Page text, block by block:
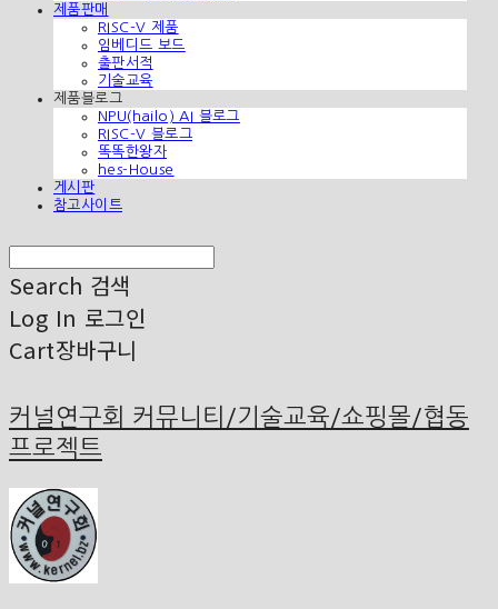
제품판매
RISC-V 제품
임베디드 보드
출판서적
기술교육
제품블로그
NPU(hailo) AI 블로그
RISC-V 블로그
똑똑한왕자
hes-House
게시판
참고사이트
Search 검색
Log In 로그인
Cart장바구니
커널연구회 커뮤니티/기술교육/쇼핑몰/협동
프로젝트